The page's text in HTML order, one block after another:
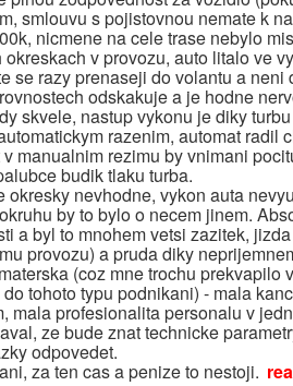
smlouvu s pojistovnou nemate k
nicmene na cele trase nebylo
v provozu, auto litalo ve
se razy prenaseji do volantu a neni
odskakuje a je hodne
skvele, nastup vykonu je diky
razenim, automat radil
manualnim rezimu by vnimani
budik tlaku turba.
nevhodne, vykon auta
by to bylo o necem jinem.
a byl to mnohem vetsi zazitek,
provozu) a pruda diky
(coz mne trochu prekvapilo
tohoto typu podnikani) - mala
mala profesionalita personalu v
ze bude znat technicke
odpovedet.
za ten cas a penize to nestoji.